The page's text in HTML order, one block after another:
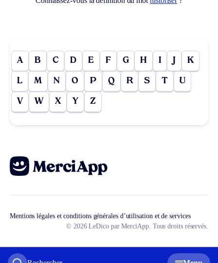
A B C D E F G H I J K
L M N O P Q R S T U
V W X Y Z
Mentions légales et conditions générales d’utilisation et de services
© 2026 LeDico par MerciApp. Tous droits réservés.